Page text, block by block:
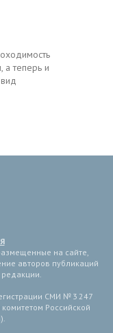
а теперь и
на сайте,
авторов публикаций
СМИ № 3 247
Российской